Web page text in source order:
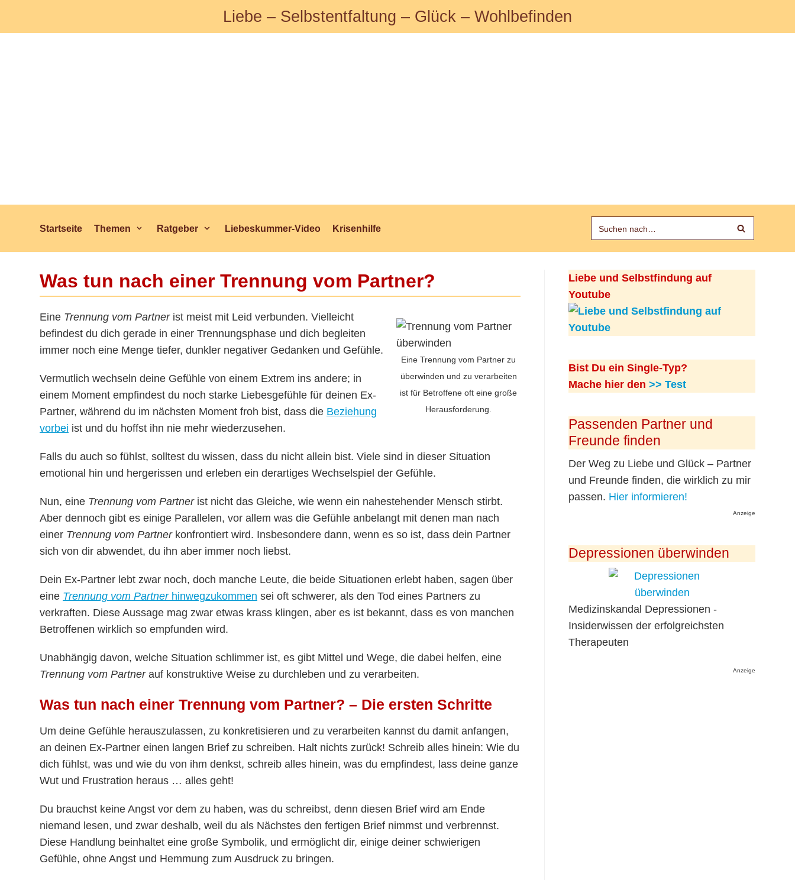
Zum
Liebe – Selbstentfaltung – Glück – Wohlbefinden
Startseite Themen Ratgeber Liebeskummer-Video Krisenhilfe
Was tun nach einer Trennung vom Partner?
Eine Trennung vom Partner zu
überwinden und zu verarbeiten
ist für Betroffene oft eine große
Herausforderung.
Eine Trennung vom Partnerist meist mit Leid verbunden. Vielleicht
befindest du dich gerade in einer Trennungsphase und dich begleiten
immer noch eine Menge tiefer, dunkler negativer Gedanken und Gefühle.
Vermutlich wechseln deine Gefühle von einem Extrem ins andere; in
einem Moment empfindest du noch starke Liebesgefühle für deinen Ex-
Partner, während du im nächsten Moment froh bist, dass die Beziehung
vorbei ist und du hoffst ihn nie mehr wiederzusehen.
Falls du auch so fühlst, solltest du wissen, dass du nicht allein bist. Viele sind in dieser Situation
emotional hin und hergerissen und erleben ein derartiges Wechselspiel der Gefühle.
Nun, eine Trennung vom Partnerist nicht das Gleiche, wie wenn ein nahestehender Mensch stirbt.
Aber dennoch gibt es einige Parallelen, vor allem was die Gefühle anbelangt mit denen man nach
einer Trennung vom Partnerkonfrontiert wird. Insbesondere dann, wenn es so ist, dass dein Partner
sich von dir abwendet, du ihn aber immer noch liebst.
Dein Ex-Partner lebt zwar noch, doch manche Leute, die beide Situationen erlebt haben, sagen über
eine Trennung vom Partnerhinwegzukommen sei oft schwerer, als den Tod eines Partners zu
verkraften. Diese Aussage mag zwar etwas krass klingen, aber es ist bekannt, dass es von manchen
Betroffenen wirklich so empfunden wird.
Unabhängig davon, welche Situation schlimmer ist, es gibt Mittel und Wege, die dabei helfen, eine
Trennung vom Partnerauf konstruktive Weise zu durchleben und zu verarbeiten.
Was tun nach einer Trennung vom Partner? – Die ersten Schritte
Um deine Gefühle herauszulassen, zu konkretisieren und zu verarbeiten kannst du damit anfangen,
an deinen Ex-Partner einen langen Brief zu schreiben. Halt nichts zurück! Schreib alles hinein: Wie du
dich fühlst, was und wie du von ihm denkst, schreib alles hinein, was du empfindest, lass deine ganze
Wut und Frustration heraus … alles geht!
Du brauchst keine Angst vor dem zu haben, was du schreibst, denn diesen Brief wird am Ende
niemand lesen, und zwar deshalb, weil du als Nächstes den fertigen Brief nimmst und verbrennst.
Diese Handlung beinhaltet eine große Symbolik, und ermöglicht dir, einige deiner schwierigen
Gefühle, ohne Angst und Hemmung zum Ausdruck zu bringen.
Liebe und Selbstfindung auf
Youtube
Bist Du ein Single-Typ?
Mache hier den >> Test
Passenden Partner und
Freunde finden
Der Weg zu Liebe und Glück – Partner
und Freunde finden, die wirklich zu mir
passen. Hier informieren!
Anzeige
Depressionen überwinden
Medizinskandal Depressionen -
Insiderwissen der erfolgreichsten
Therapeuten
Anzeige